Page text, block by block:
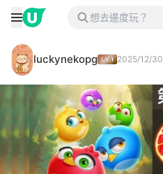
luckynekopg 2025/12/30